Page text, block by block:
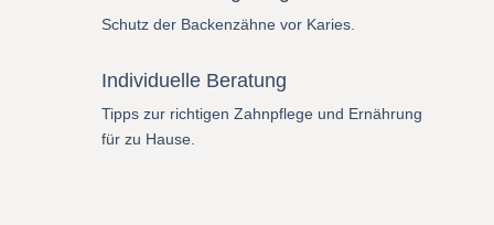
Schutz der Backenzähne vor Karies.
Individuelle Beratung
Tipps zur richtigen Zahnpflege und Ernährung
für zu Hause.